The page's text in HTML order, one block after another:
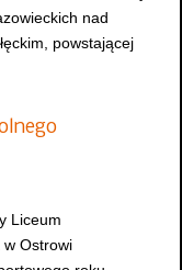
nad
powstającej
Liceum
w Ostrowi